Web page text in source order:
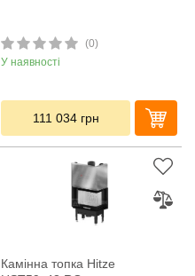
(0)
У наявності
111 034 грн
Камінна топка Hitze